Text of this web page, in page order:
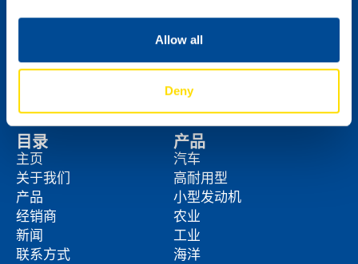
Allow all
Deny
经销商联系方式
目录
主页
关于我们
产品
经销商
新闻
联系方式
产品
汽车
高耐用型
小型发动机
农业
工业
海洋